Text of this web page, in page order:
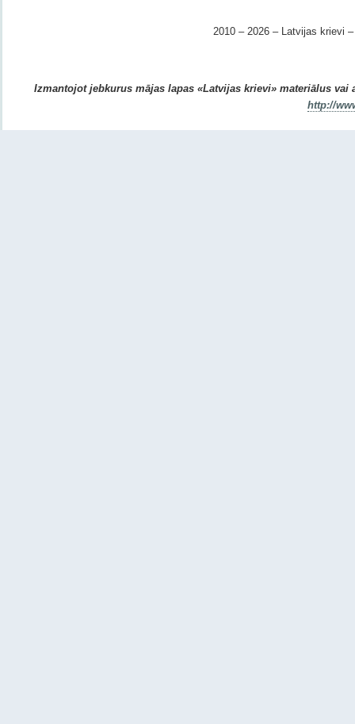
2010 – 2026 – Latvijas krievi –
Izmantojot jebkurus mājas lapas «Latvijas krievi» materiālus
http://